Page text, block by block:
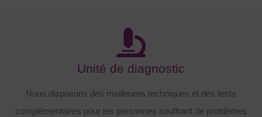
Unité de diagnostic
Nous disposons des meilleures techniques et des tests
complémentaires pour les personnes souffrant de problèmes